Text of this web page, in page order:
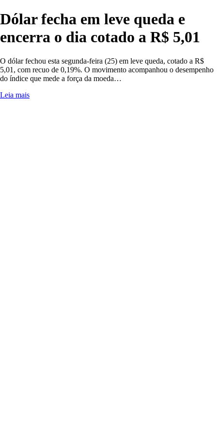
Dólar fecha em leve queda e
encerra o dia cotado a R$ 5,01
O dólar fechou esta segunda-feira (25) em leve queda, cotado a R$
5,01, com recuo de 0,19%. O movimento acompanhou o desempenho
do índice que mede a força da moeda…
Leia mais